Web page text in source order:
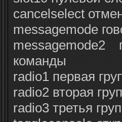
cancelselect
messagemode
messagemode2
команды
radio1 первая
radio2 вторая
radio3 третья